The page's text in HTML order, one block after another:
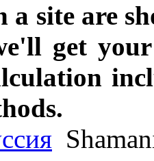
a site are
get